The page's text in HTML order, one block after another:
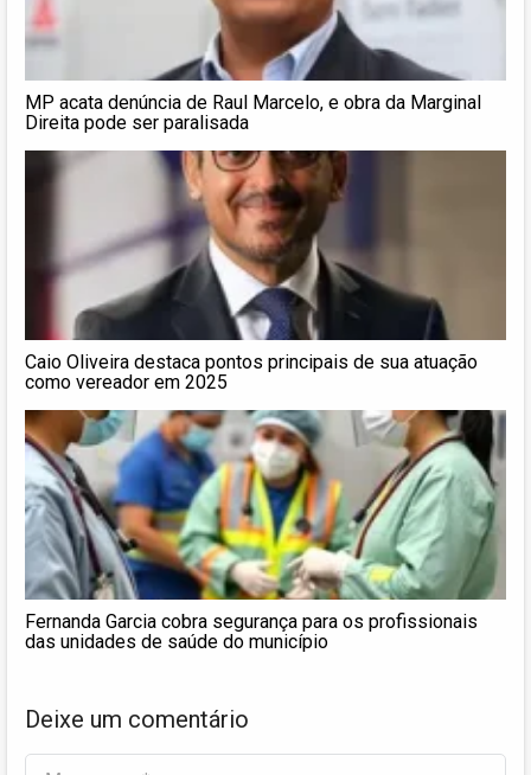
MP acata denúncia de Raul Marcelo, e obra da Marginal
Direita pode ser paralisada
Caio Oliveira destaca pontos principais de sua atuação
como vereador em 2025
Fernanda Garcia cobra segurança para os profissionais
das unidades de saúde do município
Deixe um comentário